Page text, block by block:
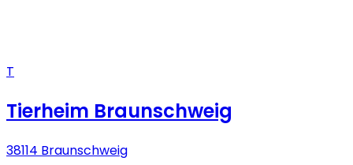
T
Tierheim Braunschweig
38114 Braunschweig